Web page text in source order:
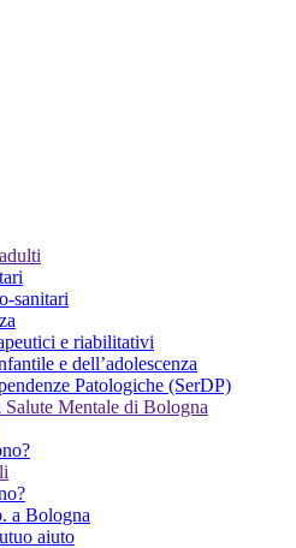
sanitari
e riabilitativi
e dell’adolescenza
Patologiche (SerDP)
Mentale di Bologna
a Bologna
aiuto